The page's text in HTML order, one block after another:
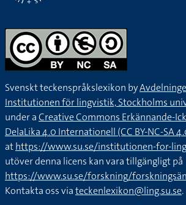
Svenskt teckenspråkslexikon by
Institutionen för lingvistik, Stockholms
under aCreative Commons Erkännande-
DelaLika 4.0 Internationell (CC BY-NC-SA
athttps://www.su.se/institutionen-for-
utöver denna licens kan vara tillgängligt på
https://www.su.se/forskning/
Kontakta oss viateckenlexikon@ling.su.se.